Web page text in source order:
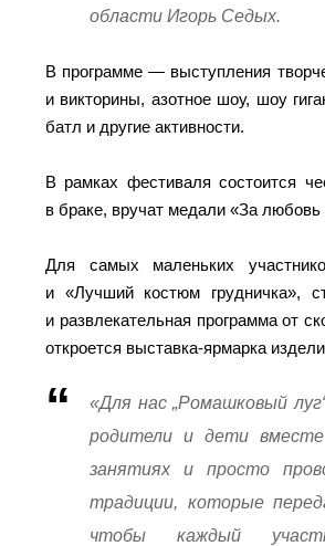
области Игорь Седых.
В программе — выступления
и викторины, азотное шоу, шоу
батл и другие активности.
В рамках фестиваля состоится
в браке, вручат медали «За
Для самых маленьких
и «Лучший костюм грудничка»,
и развлекательная программа от
откроется выставка-ярмарка
«Для нас „Ромашковый
родители и дети
занятиях и просто
традиции, которые
чтобы каждый